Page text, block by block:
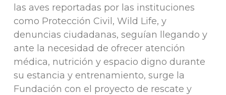
las aves reportadas por las instituciones
como Protección Civil, Wild Life, y
denuncias ciudadanas, seguían llegando y
ante la necesidad de ofrecer atención
médica, nutrición y espacio digno durante
su estancia y entrenamiento, surge la
Fundación con el proyecto de rescate y